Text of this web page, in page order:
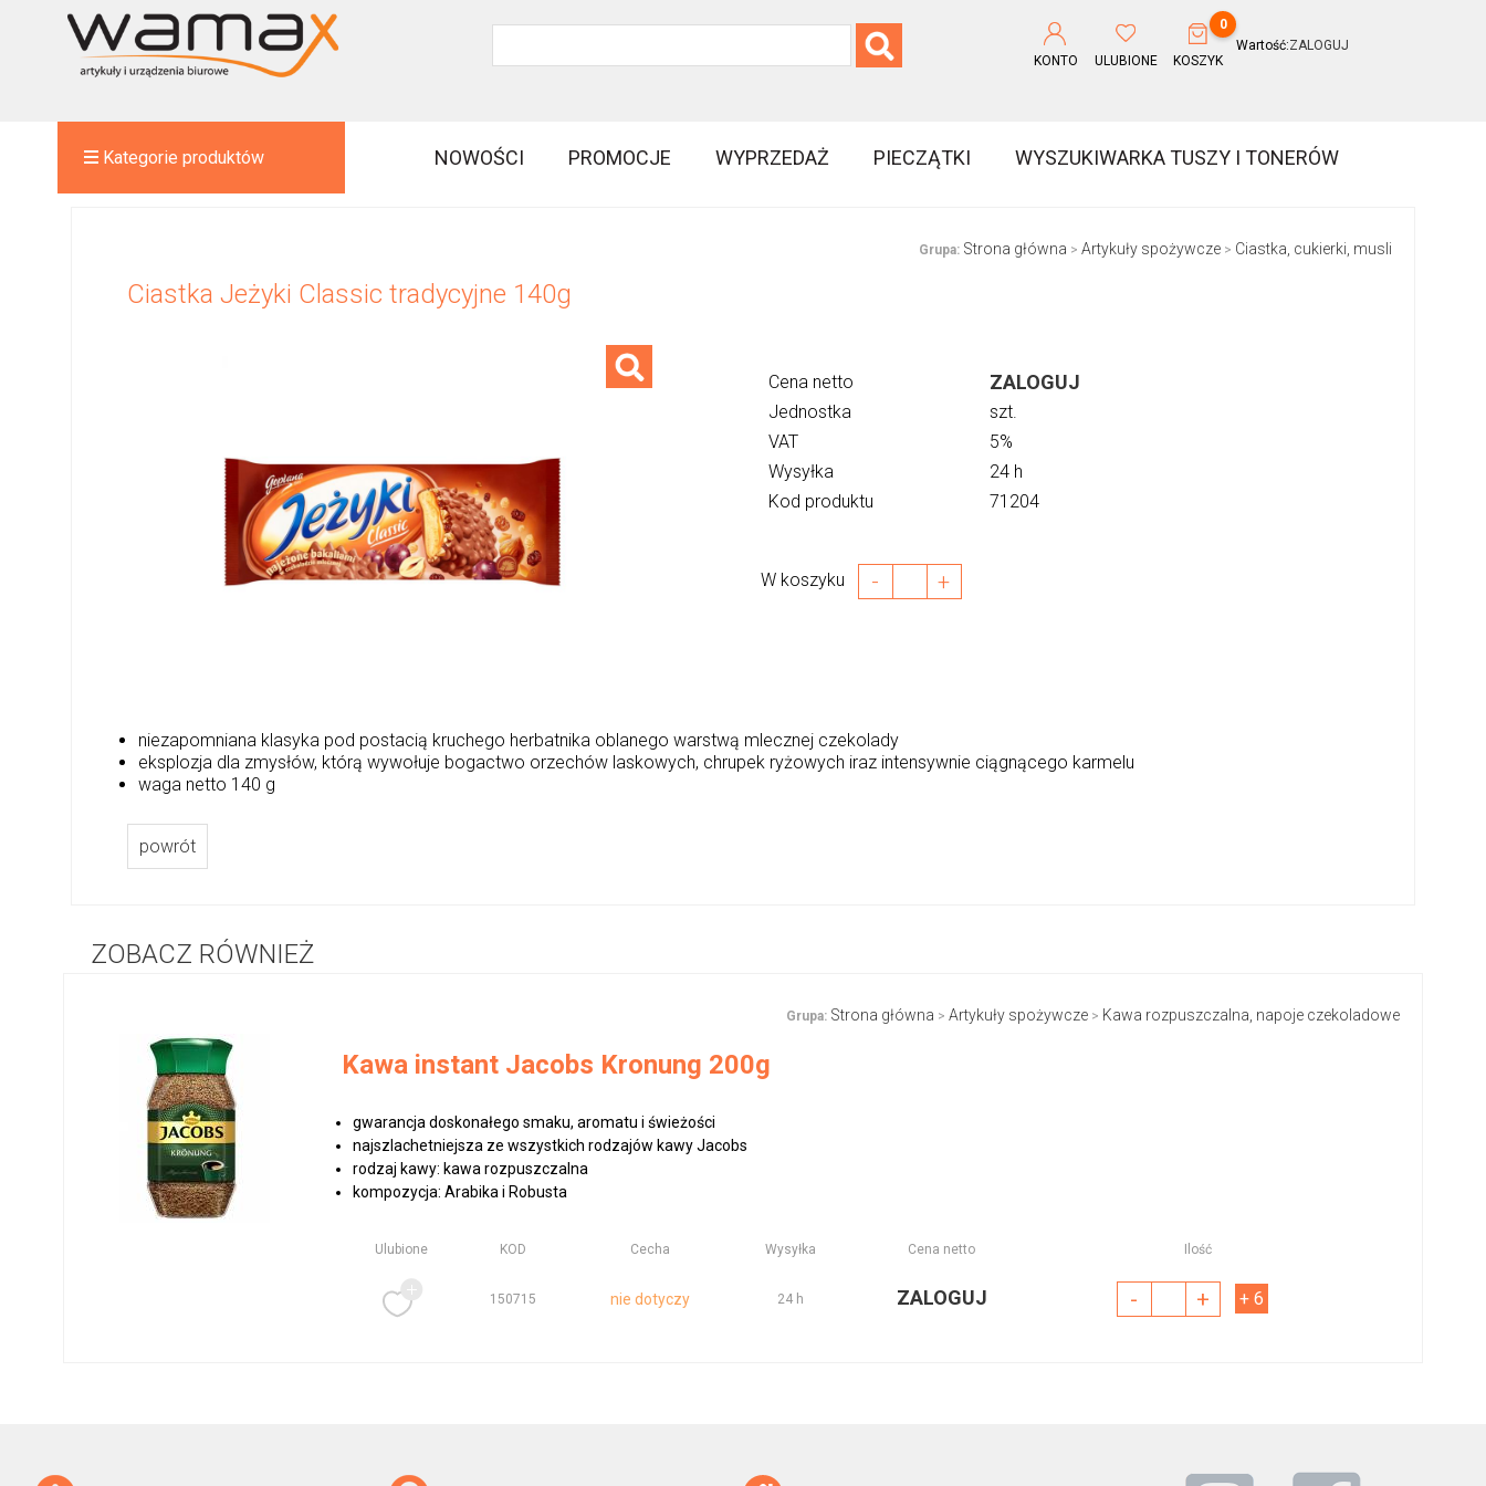
KONTO ULUBIONE
0
KOSZYK
Wartość:ZALOGUJ
Kategorie produktów NOWOŚCI PROMOCJE WYPRZEDAŻ PIECZĄTKI WYSZUKIWARKA TUSZY I TONERÓW
Grupa: Strona główna > Artykuły spożywcze> Ciastka, cukierki, musli
Ciastka Jeżyki Classic tradycyjne 140g
Cena netto ZALOGUJ
Jednostka
szt.
VAT
5%
Wysyłka
24 h
Kod produktu
71204
W koszyku - +
niezapomniana klasyka pod postacią kruchego herbatnika oblanego warstwą mlecznej czekolady
eksplozja dla zmysłów, którą wywołuje bogactwo orzechów laskowych, chrupek ryżowych iraz intensywnie ciągnącego karmelu
waga netto 140 g
powrót
ZOBACZ RÓWNIEŻ
Grupa: Strona główna > Artykuły spożywcze > Kawa rozpuszczalna, napoje czekoladowe
Kawa instant Jacobs Kronung 200g
gwarancja doskonałego smaku, aromatu i świeżości
najszlachetniejsza ze wszystkich rodzajów kawy Jacobs
rodzaj kawy: kawa rozpuszczalna
kompozycja: Arabika i Robusta
Ulubione KOD Cecha Wysyłka Cena netto Ilość
150715 nie dotyczy 24 h ZALOGUJ - + + 6